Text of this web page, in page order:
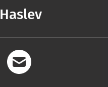
Haslev